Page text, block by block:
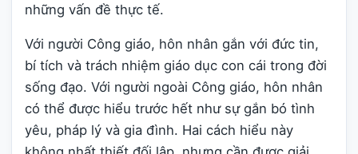
những vấn đề thực tế.
Với người Công giáo, hôn nhân gắn với đức tin,
bí tích và trách nhiệm giáo dục con cái trong đời
sống đạo. Với người ngoài Công giáo, hôn nhân
có thể được hiểu trước hết như sự gắn bó tình
yêu, pháp lý và gia đình. Hai cách hiểu này